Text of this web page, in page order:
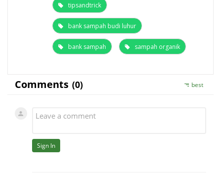
tipsandtrick
bank sampah budi luhur
bank sampah sampah organik